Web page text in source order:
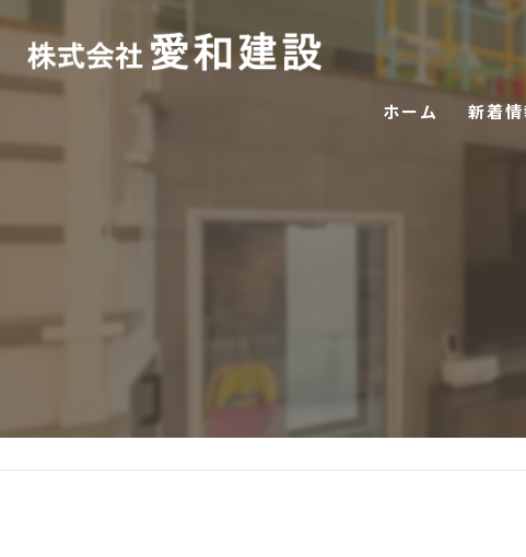
ホーム 新着